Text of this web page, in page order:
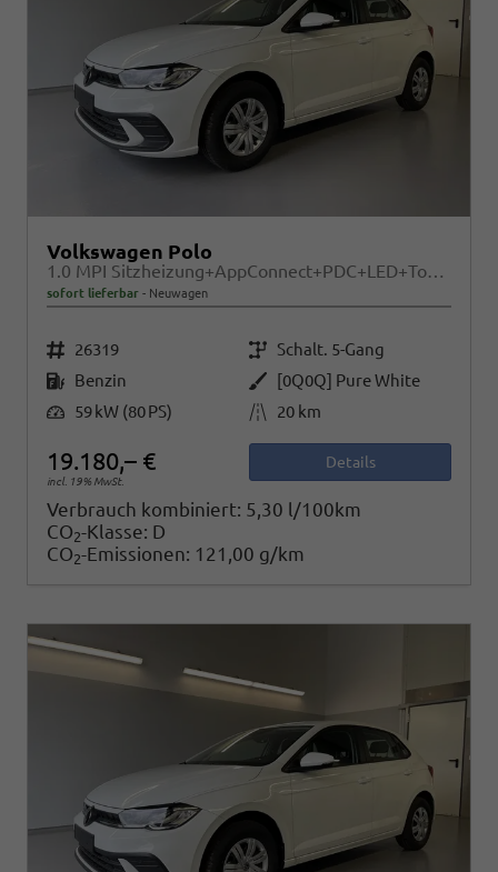
Volkswagen Polo
1.0 MPI Sitzheizung+AppConnect+PDC+LED+Touch+Lichtsensor+MultiLenkrad
sofort lieferbar Neuwagen
Fahrzeugnr. 26319 Getriebe Schalt. 5-Gang
Kraftstoff Benzin Außenfarbe
[0Q0Q] Pure White
Leistung 59 kW (80 PS) Kilometerstand 20 km
19.180,– €
incl. 19% MwSt.
Details
Verbrauch kombiniert: 5,30 l/100km
CO2-Klasse: D
CO2-Emissionen: 121,00 g/km